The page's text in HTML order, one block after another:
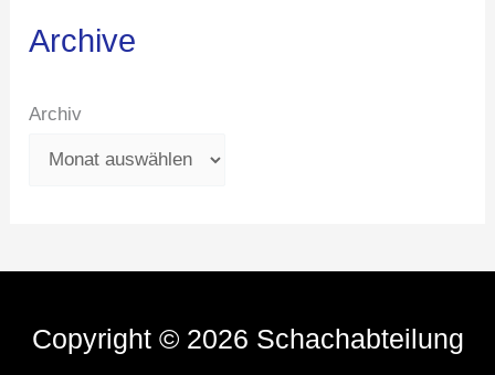
Archive
Archiv
Copyright © 2026 Schachabteilung